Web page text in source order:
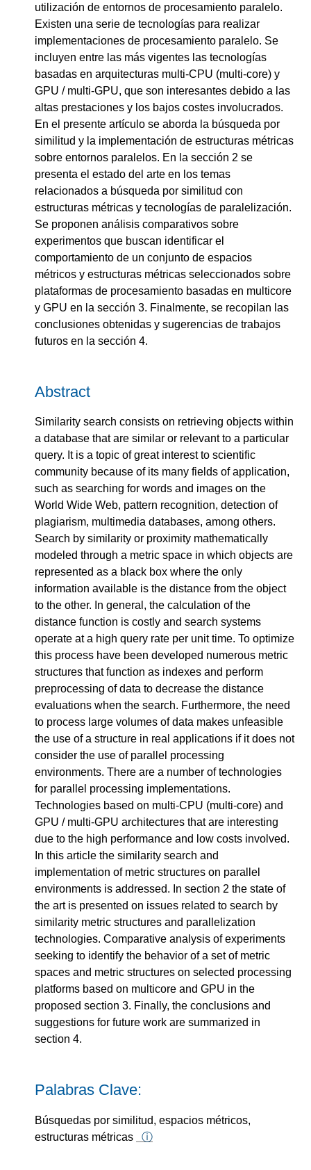
utilización de entornos de procesamiento paralelo.
Existen una serie de tecnologías para realizar
implementaciones de procesamiento paralelo. Se
incluyen entre las más vigentes las tecnologías
basadas en arquitecturas multi-CPU (multi-core) y
GPU / multi-GPU, que son interesantes debido a las
altas prestaciones y los bajos costes involucrados.
En el presente artículo se aborda la búsqueda por
similitud y la implementación de estructuras métricas
sobre entornos paralelos. En la sección 2 se
presenta el estado del arte en los temas
relacionados a búsqueda por similitud con
estructuras métricas y tecnologías de paralelización.
Se proponen análisis comparativos sobre
experimentos que buscan identificar el
comportamiento de un conjunto de espacios
métricos y estructuras métricas seleccionados sobre
plataformas de procesamiento basadas en multicore
y GPU en la sección 3. Finalmente, se recopilan las
conclusiones obtenidas y sugerencias de trabajos
futuros en la sección 4.
Abstract
Similarity search consists on retrieving objects within
a database that are similar or relevant to a particular
query. It is a topic of great interest to scientific
community because of its many fields of application,
such as searching for words and images on the
World Wide Web, pattern recognition, detection of
plagiarism, multimedia databases, among others.
Search by similarity or proximity mathematically
modeled through a metric space in which objects are
represented as a black box where the only
information available is the distance from the object
to the other. In general, the calculation of the
distance function is costly and search systems
operate at a high query rate per unit time. To optimize
this process have been developed numerous metric
structures that function as indexes and perform
preprocessing of data to decrease the distance
evaluations when the search. Furthermore, the need
to process large volumes of data makes unfeasible
the use of a structure in real applications if it does not
consider the use of parallel processing
environments. There are a number of technologies
for parallel processing implementations.
Technologies based on multi-CPU (multi-core) and
GPU / multi-GPU architectures that are interesting
due to the high performance and low costs involved.
In this article the similarity search and
implementation of metric structures on parallel
environments is addressed. In section 2 the state of
the art is presented on issues related to search by
similarity metric structures and parallelization
technologies. Comparative analysis of experiments
seeking to identify the behavior of a set of metric
spaces and metric structures on selected processing
platforms based on multicore and GPU in the
proposed section 3. Finally, the conclusions and
suggestions for future work are summarized in
section 4.
Palabras Clave:
Búsquedas por similitud, espacios métricos,
estructuras métricas
ⓘ